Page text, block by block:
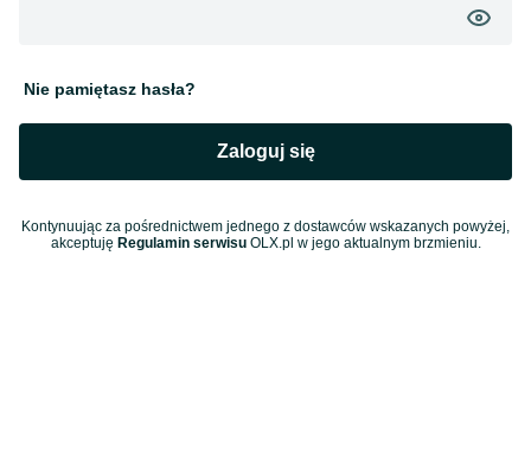
Nie pamiętasz hasła?
Zaloguj się
Kontynuując za pośrednictwem jednego z dostawców wskazanych powyżej,
akceptuję Regulamin serwisuOLX.pl w jego aktualnym brzmieniu.